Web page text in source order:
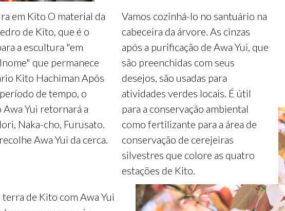
em Kito O material da
de Kito, que é o
a escultura "em
que permanece
Kito Hachiman Após
de tempo, o
Awa Yui retornará a
Naka-cho, Furusato.
Awa Yui da cerca.
Vamos cozinhá-lo no santuário na
cabeceira da árvore. As cinzas
após a purificação de Awa Yui, que
são preenchidas com seus
desejos, são usadas para
atividades verdes locais. É útil
para a conservação ambiental
como fertilizante para a área de
conservação de cerejeiras
silvestres que colore as quatro
estações de Kito.
de Kito com Awa Yui